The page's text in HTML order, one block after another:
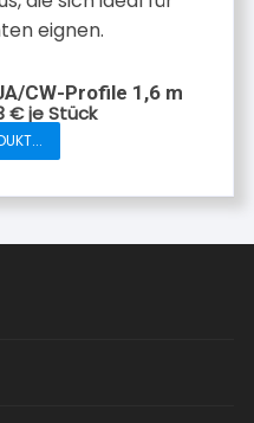
CW-Profile 1,6 m
€je Stück